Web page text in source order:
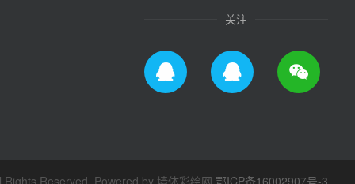
关注
Reserved. Powered by 墙体彩绘网 鄂ICP备16002907号-3